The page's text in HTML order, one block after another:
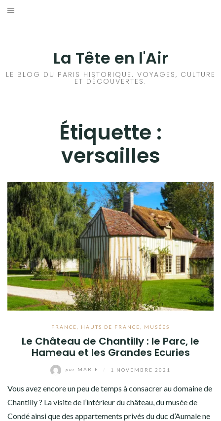
Aller
La Tête en l'Air
LE BLOG DU PARIS HISTORIQUE. VOYAGES, CULTURE
ET DÉCOUVERTES.
Étiquette :
versailles
FRANCE HAUTS DE FRANCE MUSÉES
Le Château de Chantilly : le Parc, le
Hameau et les Grandes Ecuries
par MARIE 1 NOVEMBRE 2021
Vous avez encore un peu de temps à consacrer au domaine de
Chantilly ? La visite de l’intérieur du château, du musée de
Condé ainsi que des appartements privés du duc d’Aumale ne
HISTOIRES EN ILE DE FRANCE
VOYAGES À L’ÉTRANGER